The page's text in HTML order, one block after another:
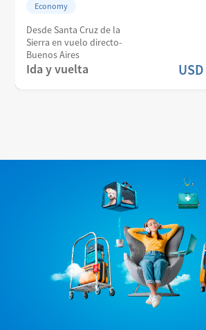
Economy
Desde Santa Cruz de la
Sierra en vuelo directo-
Buenos Aires
Ida y vuelta USD